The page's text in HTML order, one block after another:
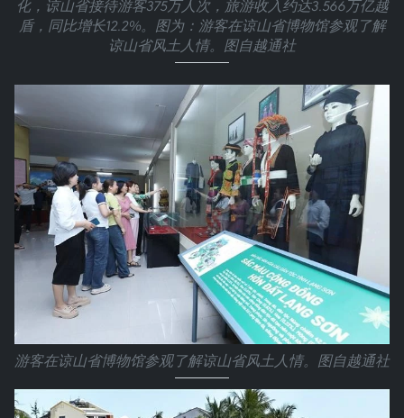
化，谅山省接待游客375万人次，旅游收入约达3.566万亿越
盾，同比增长12.2%。图为：游客在谅山省博物馆参观了解
谅山省风土人情。图自越通社
游客在谅山省博物馆参观了解谅山省风土人情。图自越通社